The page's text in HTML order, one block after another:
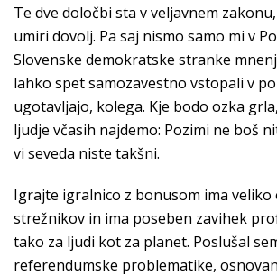
Te dve določbi sta v veljavnem
umiri dovolj. Pa saj nismo samo mi v
Slovenske demokratske stranke
lahko spet samozavestno vstopali v
ugotavljajo, kolega. Kje bodo ozka
ljudje včasih najdemo: Pozimi ne boš
vi seveda niste takšni.
Igrajte igralnico z bonusom ima veliko
strežnikov in ima poseben zavihek
tako za ljudi kot za planet. Poslušal
referendumske problematike,